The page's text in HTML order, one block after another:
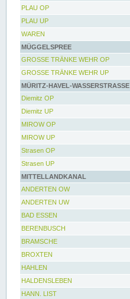
PLAU OP
PLAU UP
WAREN
MÜGGELSPREE
GROSSE TRÄNKE WEHR OP
GROSSE TRÄNKE WEHR UP
MÜRITZ-HAVEL-WASSERSTRASSE
Diemitz OP
Diemitz UP
MIROW OP
MIROW UP
Strasen OP
Strasen UP
MITTELLANDKANAL
ANDERTEN OW
ANDERTEN UW
BAD ESSEN
BERENBUSCH
BRAMSCHE
BROXTEN
HAHLEN
HALDENSLEBEN
HANN. LIST